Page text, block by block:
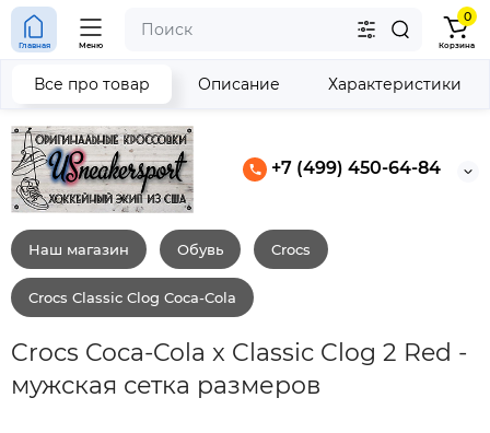
+7 (499) 450-64-84
Главная Меню
0
Корзина
Наш магазин Обувь Crocs
Crocs Classic Clog Coca-Cola
Crocs Coca-Cola x Classic Clog 2 Red -
мужская сетка размеров
Все про товар Описание Характеристики